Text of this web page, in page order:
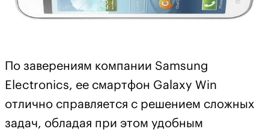
По заверениям компании Samsung
Electronics, ее смартфон Galaxy Win
отлично справляется с решением сложных
задач, обладая при этом удобным